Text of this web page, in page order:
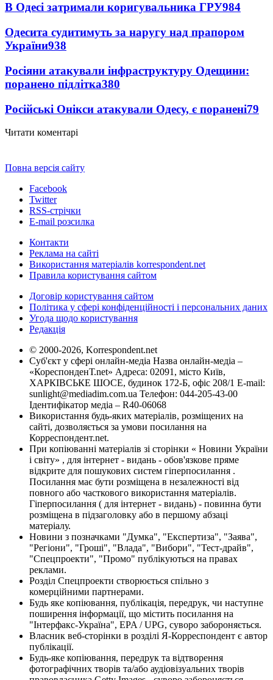
В Одесі затримали коригувальника ГРУ984
Одесита судитимуть за наругу над прапором
України938
Росіяни атакували інфраструктуру Одещини:
поранено підлітка380
Російські Онікси атакували Одесу, є поранені79
Читати коментарі
Повна версія сайту
Facebook
Twitter
RSS-стрічки
E-mail розсилка
Контакти
Реклама на сайті
Використання матеріалів korrespondent.net
Правила користування сайтом
Договір користування сайтом
Політика у сфері конфіденційності і персональних даних
Угода щодо користування
Редакція
© 2000-2026, Korrespondent.net
Суб'єкт у сфері онлайн-медіа Назва онлайн-медіа –
«КореспонденТ.net» Адреса: 02091, місто Київ,
ХАРКІВСЬКЕ ШОСЕ, будинок 172-Б, офіс 208/1 E-mail:
sunlight@mediadim.com.ua Телефон: 044-205-43-00
Ідентифікатор медіа – R40-06068
Використання будь-яких матеріалів, розміщених на
сайті, дозволяється за умови посилання на
Корреспондент.net.
При копіюванні матеріалів зі сторінки « Новини України
і світу» , для інтернет - видань - обов'язкове пряме
відкрите для пошукових систем гіперпосилання .
Посилання має бути розміщена в незалежності від
повного або часткового використання матеріалів.
Гіперпосилання ( для інтернет - видань) - повинна бути
розміщена в підзаголовку або в першому абзаці
матеріалу.
Новини з позначками "Думка", "Експертиза", "Заява",
"Регіони", "Гроші", "Влада", "Вибори", "Тест-драйв",
"Спецпроекти", "Промо" публікуються на правах
реклами.
Розділ Спецпроекти створюється спільно з
комерційними партнерами.
Будь яке копіювання, публікація, передрук, чи наступне
поширення інформації, що містить посилання на
"Інтерфакс-Україна", EPA / UPG, суворо забороняється.
Власник веб-сторінки в розділі Я-Корреспондент є автор
публікації.
Будь-яке копіювання, передрук та відтворення
фотографічних творів та/або аудіовізуальних творів